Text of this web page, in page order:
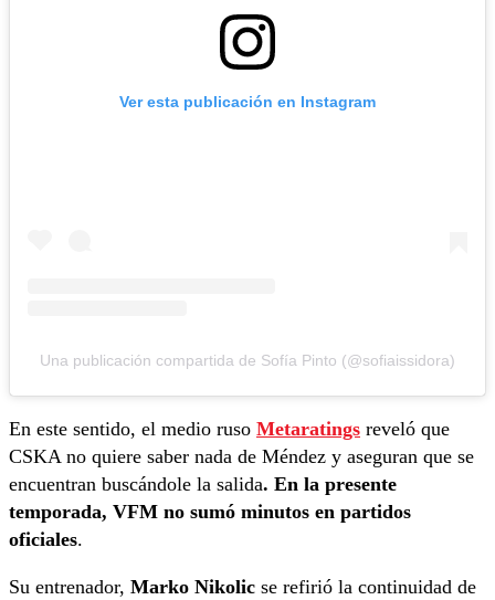
Ver esta publicación en Instagram
Una publicación compartida de Sofía Pinto (@sofiaissidora)
En este sentido, el medio ruso Metaratings reveló que
CSKA no quiere saber nada de Méndez y aseguran que se
encuentran buscándole la salida. En la presente
temporada, VFM no sumó minutos en partidos
oficiales.
Su entrenador, Marko Nikolic se refirió la continuidad de